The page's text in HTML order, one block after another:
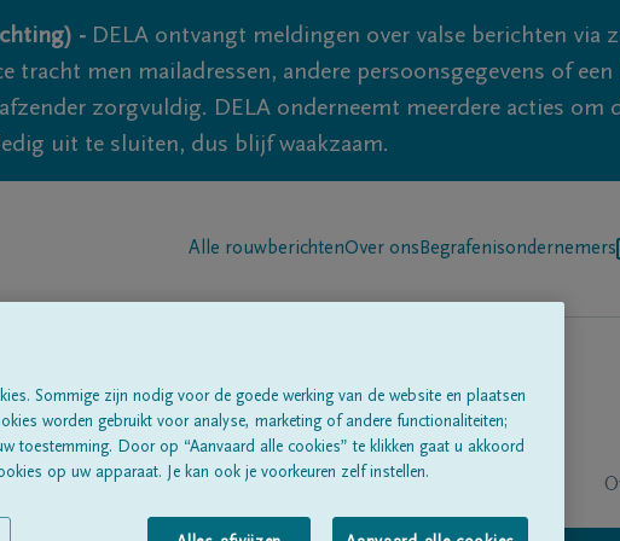
- DELA ontvangt meldingen over valse berichten via
tracht men mailadressen, andere persoonsgegevens of
zorgvuldig. DELA onderneemt meerdere acties om
uit te sluiten, dus blijf waakzaam.
Alle rouwberichtenOver ons Begrafenisondernemers
Sommige zijn nodig voor de goede werking van de website en plaatsen
worden gebruikt voor analyse, marketing of andere functionaliteiten;
toestemming. Door op “Aanvaard alle cookies” te klikken gaat u akkoord
op uw apparaat. Je kan ook je voorkeuren zelf instellen.